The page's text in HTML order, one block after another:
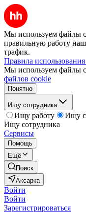
Мы используем файлы
правильную работу
трафик.
Правила
Мы используем файлы
файлов cookie
Понятно
Ищу сотрудника
Ищу работу
Ищу
Ищу сотрудника
Сервисы
Помощь
Ещё
Поиск
Аксарка
Войти
Войти
Зарегистрироваться